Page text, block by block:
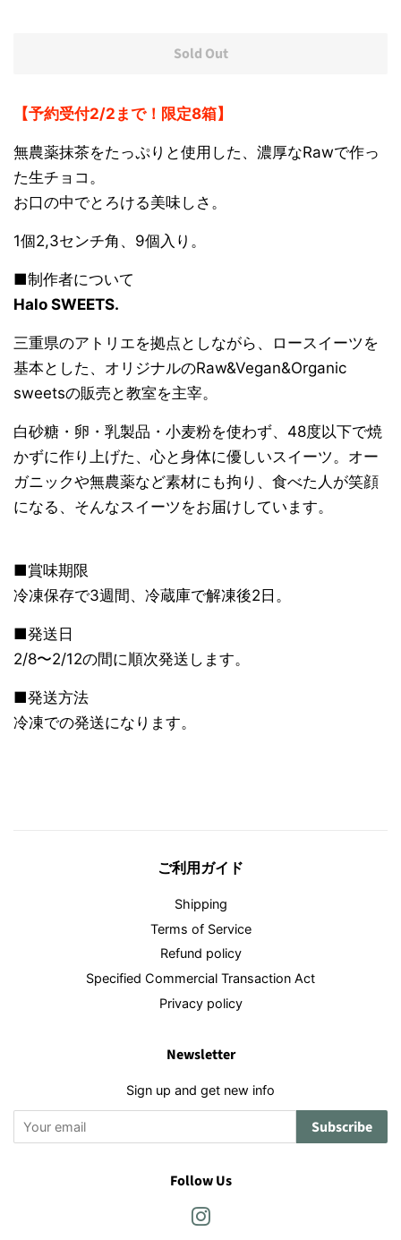
Sold Out
【予約受付2/2まで！限定8箱】
無農薬抹茶をたっぷりと使用した、濃厚なRawで作っ
た生チョコ 。
お口の中でとろける美味しさ。
1個2,3センチ角、9個入り。
■制作者について
Halo SWEETS.
三重県のアトリエを拠点としながら、ロースイーツを
基本とした、オリジナルのRaw&Vegan&Organic
sweetsの販売と教室を主宰。
白砂糖・卵・乳製品・小麦粉を使わず、48度以下で焼
かずに作り上げた、心と身体に優しいスイーツ。オー
ガニックや無農薬など素材にも拘り、食べた人が笑顔
になる、そんなスイーツをお届けしています。
■賞味期限
冷凍保存で3週間、冷蔵庫で解凍後2日。
■発送日
2/8〜2/12の間に順次発送します。
■発送方法
冷凍での発送になります。
ご利用ガイド
Shipping
Terms of Service
Refund policy
Specified Commercial Transaction Act
Privacy policy
Newsletter
Sign up and get new info
Subscribe
Follow Us